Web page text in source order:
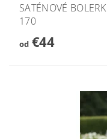
SATÉNOVÉ
170
od€44